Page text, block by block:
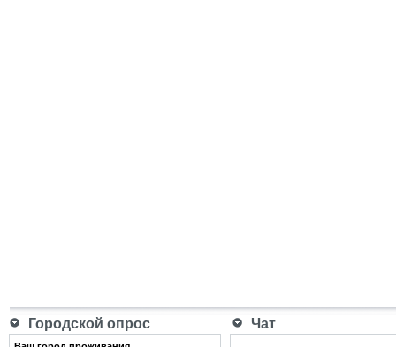
Городской опрос Чат